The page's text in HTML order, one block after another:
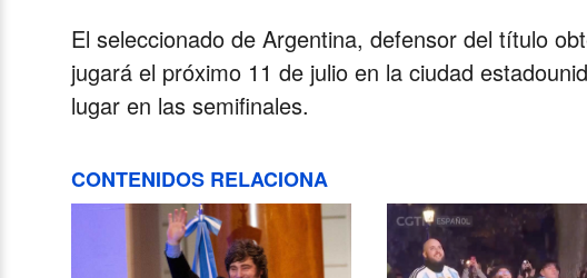
El seleccionado de Argentina, defensor del título
jugará el próximo 11 de julio en la ciudad
lugar en las semifinales.
CONTENIDOS RELACIONA